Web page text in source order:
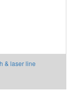
& laser line